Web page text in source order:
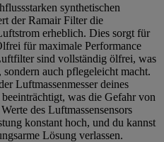
synthetischen
der Ramair Filter die
erheblich. Dies sorgt für
für maximale Performance
sind vollständig ölfrei, was
auch pflegeleicht macht.
Luftmassenmesser deines
was die Gefahr von
des Luftmassensensors
konstant hoch, und du kannst
Lösung verlassen.